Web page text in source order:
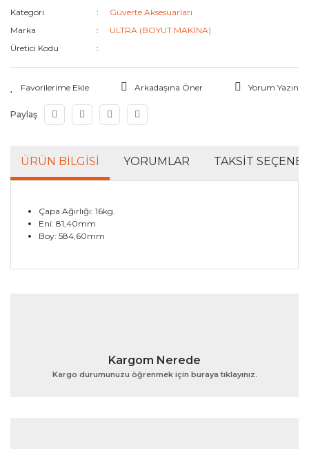
Kategori
Güverte Aksesuarları
Marka
ULTRA (BOYUT MAKİNA)
Üretici Kodu
Arkadaşına Öner Yorum Yazın
Paylaş
ÜRÜN BILGISI YORUMLAR TAKSIT
Çapa Ağırlığı: 16kg.
Eni: 81,40mm
Boy: 584,60mm
Bu ürünün fiyat bilgisi, resim, ürün açıklamalarında ve
Ürün açıklamasında eksik bilgiler bulunuyor.
Kargom Nerede
Kargo durumunuzu öğrenmek için buraya tıklayınız.